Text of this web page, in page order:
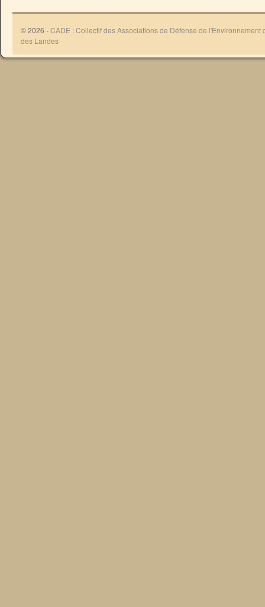
© 2026 -CADE : Collectif des Associations de Défense de l'Environnement
des Landes